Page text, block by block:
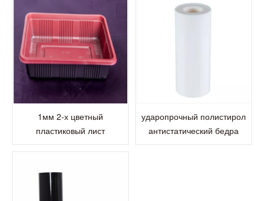
1мм 2-х цветный
пластиковый лист
ударопрочный полистирол
антистатический бедра